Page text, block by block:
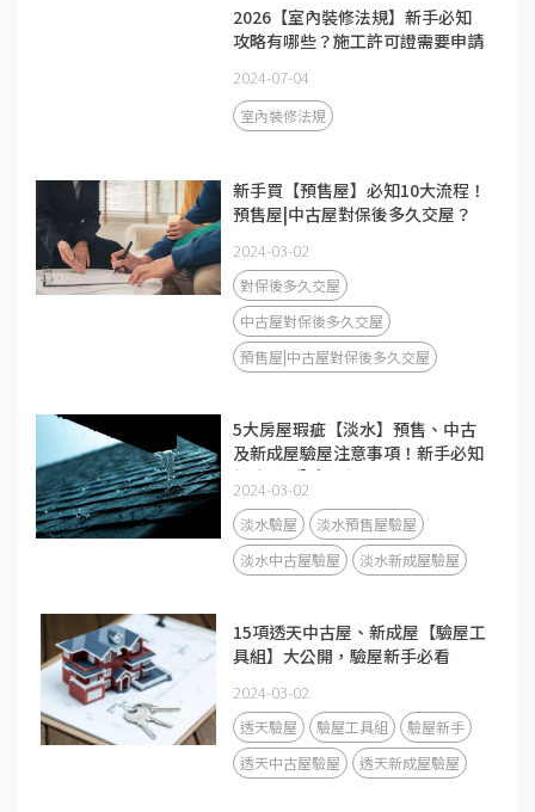
2026【室內裝修法規】新手必知
攻略有哪些？施工許可證需要申請
2024-07-04
室內裝修法規
新手買【預售屋】必知10大流程！
預售屋|中古屋對保後多久交屋？
2024-03-02
對保後多久交屋
中古屋對保後多久交屋
預售屋|中古屋對保後多久交屋
5大房屋瑕疵【淡水】預售、中古
及新成屋驗屋注意事項！新手必知
網路ptt分享心得！
2024-03-02
淡水驗屋
淡水預售屋驗屋
淡水中古屋驗屋
淡水新成屋驗屋
15項透天中古屋、新成屋【驗屋工
具組】大公開，驗屋新手必看
2024-03-02
透天驗屋 驗屋工具組
驗屋新手
透天中古屋驗屋
透天新成屋驗屋